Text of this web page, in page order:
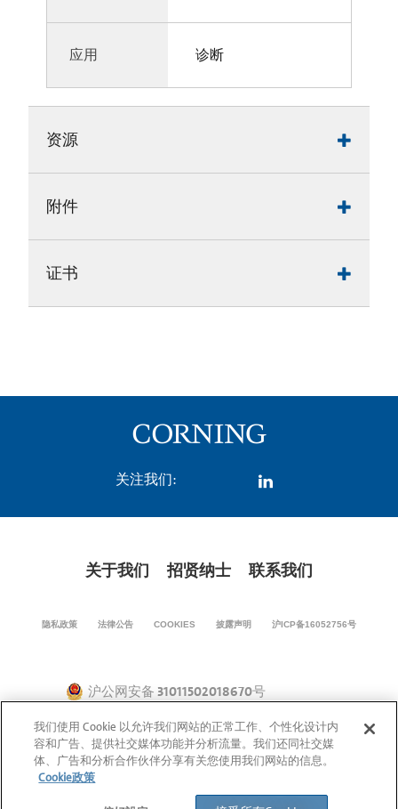
应用 诊断
资源
附件
证书
关注我们:
关于我们 招贤纳士 联系我们
隐私政策 法律公告 COOKIES 披露声明 沪ICP备16052756号
沪公网安备 31011502018670号
© 1994-2026 康宁公司版权所有。保留所有权利。
我们使用 Cookie 以允许我们网站的正常工作、个性化设计内
容和广告、提供社交媒体功能并分析流量。我们还同社交媒
体、广告和分析合作伙伴分享有关您使用我们网站的信息。
Cookie政策